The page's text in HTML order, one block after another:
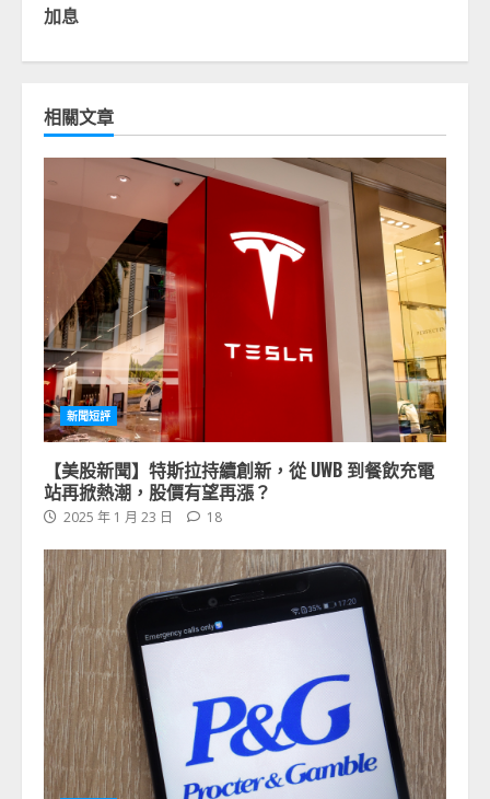
加息
相關文章
新聞短評
【美股新聞】特斯拉持續創新，從 UWB 到餐飲充電
站再掀熱潮，股價有望再漲？
2025 年 1 月 23 日 18